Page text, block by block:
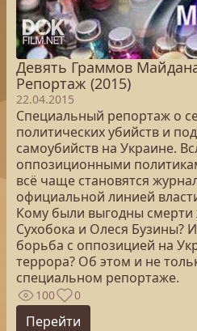
Девять Граммов
Репортаж (2015)
22.04.2015
Специальный репортаж о
политических убийств и
самоубийств на Украине.
оппозиционными
всё чаще становятся
официальной линией
Кому были выгодны смерти
Сухобока и Олеся Бузины?
борьба с оппозицией на
террора? Об этом и не
специальном репортаже.
100 0
Перейти